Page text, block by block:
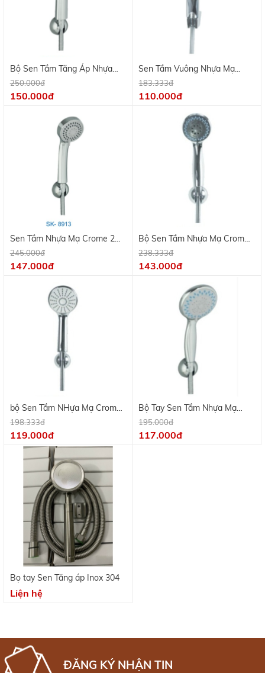
Bộ Sen Tắm Tăng Áp Nhựa
Mạ Crome
250.000đ
150.000đ
Sen Tắm Vuông Nhựa Mạ
Crome , Dây Inox
183.333đ
110.000đ
Sen Tắm Nhựa Mạ Crome 2
Chế Độ, Dây Inox
245.000đ
147.000đ
Bộ Sen Tắm Nhựa Mạ Crome
2 Chế Độ, Dây Inox
238.333đ
143.000đ
bộ Sen Tắm NHựa Mạ Crome,
Day Inox
198.333đ
119.000đ
Bộ Tay Sen Tắm Nhựa Mạ
Crome
195.000đ
117.000đ
Bọ tay Sen Tăng áp Inox 304
Liện hệ
ĐĂNG KÝ NHẬN TIN